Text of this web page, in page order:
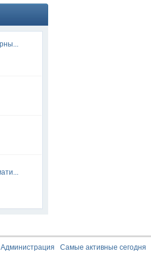
Администрация Самые активные сегодня